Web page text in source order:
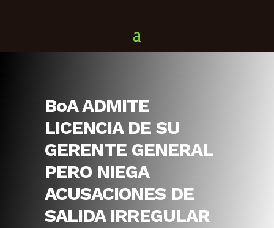
BoA ADMITE
LICENCIA DE SU
GERENTE GENERAL
PERO NIEGA
ACUSACIONES DE
SALIDA IRREGULAR